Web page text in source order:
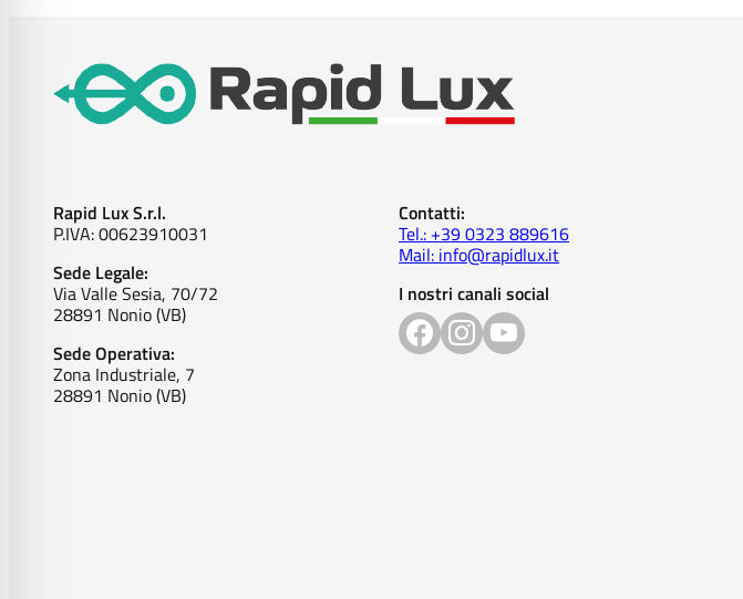
Rapid Lux S.r.l.
P.IVA: 00623910031
Sede Legale:
Via Valle Sesia, 70/72
28891 Nonio (VB)
Sede Operativa:
Zona Industriale, 7
28891 Nonio (VB)
Contatti:
Tel.: +39 0323 889616
Mail: info@rapidlux.it
I nostri canali social